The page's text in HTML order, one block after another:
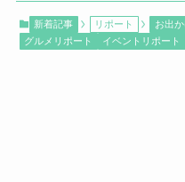
新着記事 リポート お出
グルメリポート
イベントリポート